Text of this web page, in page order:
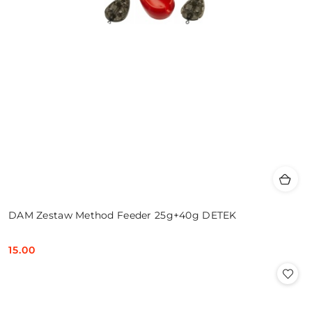
DAM Zestaw Method Feeder 25g+40g DETEK
Cena:
15.00